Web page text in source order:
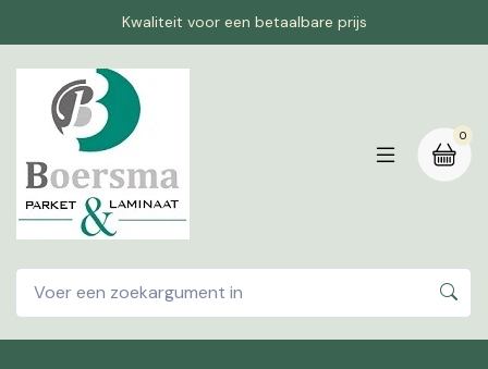
Kwaliteit voor een betaalbare prijs
0